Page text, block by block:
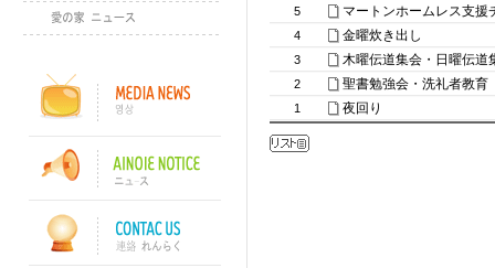
5 マートンホームレス支援
4 金曜炊き出し
3 木曜伝道集会・日曜伝道
2 聖書勉強会・洗礼者教育
1 夜回り